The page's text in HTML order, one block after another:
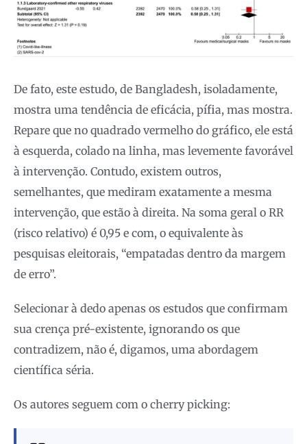
De fato, este estudo, de Bangladesh, isoladamente,
mostra uma tendência de eficácia, pífia, mas mostra.
Repare que no quadrado vermelho do gráfico, ele está
à esquerda, colado na linha, mas levemente favorável
à intervenção. Contudo, existem outros,
semelhantes, que mediram exatamente a mesma
intervenção, que estão à direita. Na soma geral o RR
(risco relativo) é 0,95 e com, o equivalente às
pesquisas eleitorais, “empatadas dentro da margem
de erro”.
Selecionar à dedo apenas os estudos que confirmam
sua crença pré-existente, ignorando os que
contradizem, não é, digamos, uma abordagem
científica séria.
Os autores seguem com o cherry picking: